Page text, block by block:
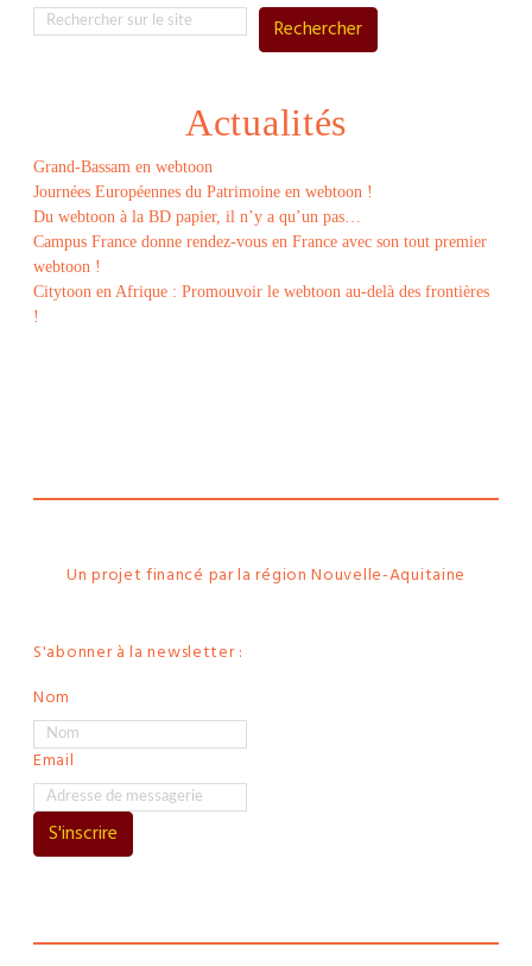
Rechercher
Actualités
Grand-Bassam en webtoon
Journées Européennes du Patrimoine en webtoon !
Du webtoon à la BD papier, il n’y a qu’un pas…
Campus France donne rendez-vous en France avec son tout premier
webtoon !
Citytoon en Afrique : Promouvoir le webtoon au-delà des frontières
!
Un projet financé par la région Nouvelle-Aquitaine
S'abonner à la newsletter :
Nom
Email
S'inscrire